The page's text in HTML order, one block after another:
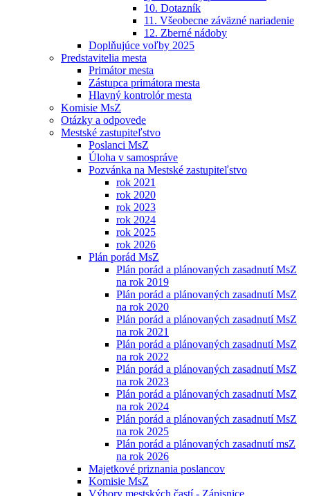
10. Dotazník
11. Všeobecne záväzné nariadenie
12. Zberné nádoby
Doplňujúce voľby 2025
Predstavitelia mesta
Primátor mesta
Zástupca primátora mesta
Hlavný kontrolór mesta
Komisie MsZ
Otázky a odpovede
Mestské zastupiteľstvo
Poslanci MsZ
Úloha v samospráve
Pozvánka na Mestské zastupiteľstvo
rok 2021
rok 2020
rok 2023
rok 2024
rok 2025
rok 2026
Plán porád MsZ
Plán porád a plánovaných zasadnutí MsZ
na rok 2019
Plán porád a plánovaných zasadnutí MsZ
na rok 2020
Plán porád a plánovaných zasadnutí MsZ
na rok 2021
Plán porád a plánovaných zasadnutí MsZ
na rok 2022
Plán porád a plánovaných zasadnutí MsZ
na rok 2023
Plán porád a plánovaných zasadnutí MsZ
na rok 2024
Plán porád a plánovaných zasadnutí MsZ
na rok 2025
Plán porád a plánovaných zasadnutí msZ
na rok 2026
Majetkové priznania poslancov
Komisie MsZ
Výbory mestských častí - Zápisnice